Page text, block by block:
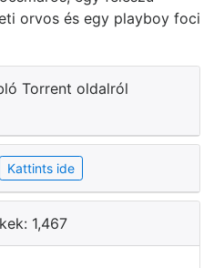
orvos és egy playboy foci
Torrent oldalról
Kattints ide
1,467